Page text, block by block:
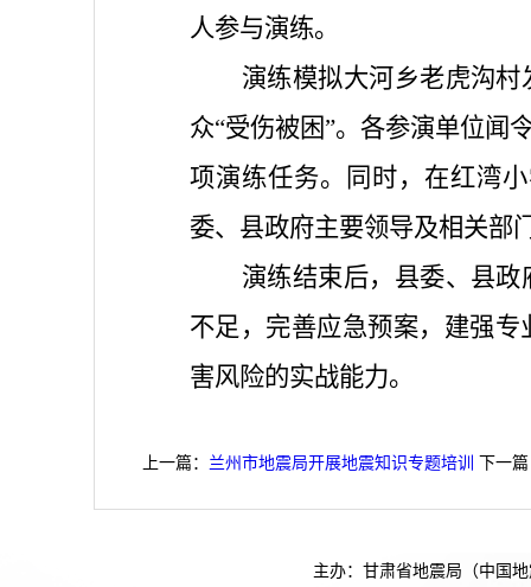
人参与演练。
演练模拟大河乡老虎沟
众“受伤被困”。各参演单位闻
项演练任务。同时，在红湾
委、县政府主要领导及相关部
演练结束后，县委、县
不足，完善应急预案，建强
害风险的实战能力。
上一篇： 兰州市地震局开展地震知识专题培训 下一
主办：甘肃省地震局（中国